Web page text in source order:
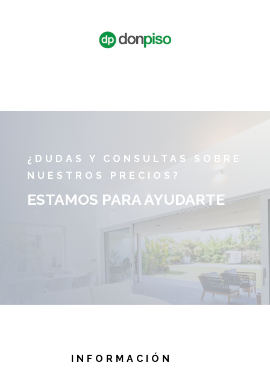
¿DUDAS Y CONSULTAS SOBRE
NUESTROS PRECIOS?
ESTAMOS PARA AYUDARTE
INFORMACIÓN